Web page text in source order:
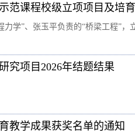
范课程校级立项项目及培
学”、张玉平负责的“桥梁工程”
究项目2026年结题结果
教学成果获奖名单的通知